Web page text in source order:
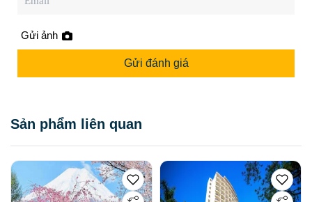
Gửi ảnh
Gửi đánh giá
Sản phẩm liên quan